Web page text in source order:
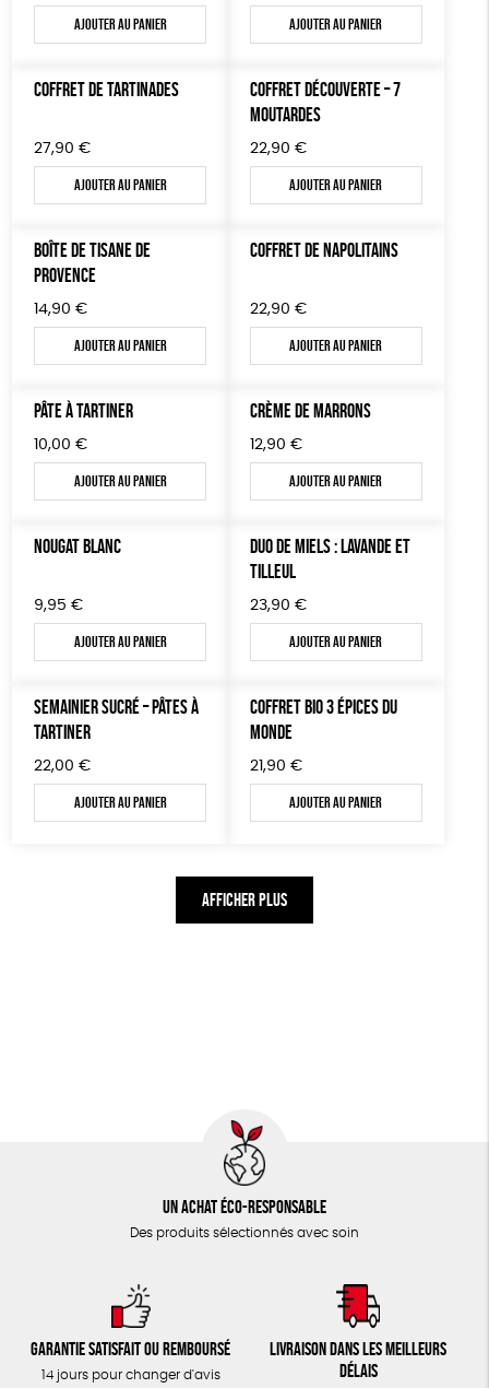
TOUT
Ajouter au panier Ajouter au panier
COFFRET DE TARTINADES
27,90 €
Ajouter au panier
COFFRET DÉCOUVERTE – 7
MOUTARDES
22,90 €
Ajouter au panier
BOÎTE DE TISANE DE
PROVENCE
14,90 €
Ajouter au panier
COFFRET DE NAPOLITAINS
22,90 €
Ajouter au panier
PÂTE À TARTINER
10,00 €
Ajouter au panier
CRÈME DE MARRONS
12,90 €
Ajouter au panier
NOUGAT BLANC
9,95 €
Ajouter au panier
DUO DE MIELS : LAVANDE ET
TILLEUL
23,90 €
Ajouter au panier
SEMAINIER SUCRÉ – PÂTES À
TARTINER
22,00 €
Ajouter au panier
COFFRET BIO 3 ÉPICES DU
MONDE
21,90 €
Ajouter au panier
AFFICHER PLUS
Un achat éco-responsable
Des produits sélectionnés avec soin
Garantie satisfait ou remboursé
14 jours pour changer d'avis
Livraison dans les meilleurs
délais